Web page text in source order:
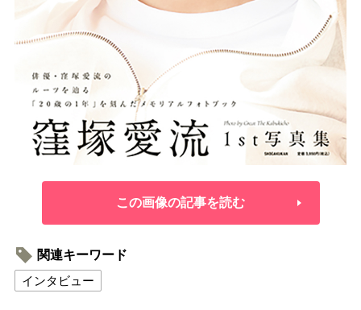
この画像の記事を読む
関連キーワード
インタビュー